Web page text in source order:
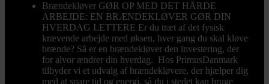
Brændekløver GØR OP MED DET HÅRDE
ARBEJDE: EN BRÆNDEKLØVER GØR DIN
HVERDAG LETTERE Er du træt af det fysisk
krævende arbejde med øksen, hver gang du skal kløve
brænde? Så er en brændekløver den investering, der
for alvor ændrer din hverdag. Hos PrimusDanmark
tilbyder vi et udvalg af brændekløvere, der hjælper dig
med at spare tid og energi, så du i stedet kan bruge